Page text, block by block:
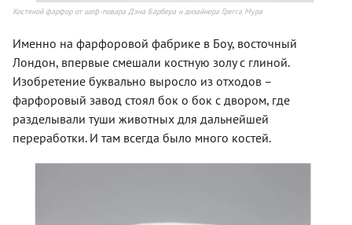
Костяной фарфор от шеф-повара Дэна Барбера и дизайнера Грегга Мура
Именно на фарфоровой фабрике в Боу, восточный
Лондон, впервые смешали костную золу с глиной.
Изобретение буквально выросло из отходов –
фарфоровый завод стоял бок о бок с двором, где
разделывали туши животных для дальнейшей
переработки. И там всегда было много костей.